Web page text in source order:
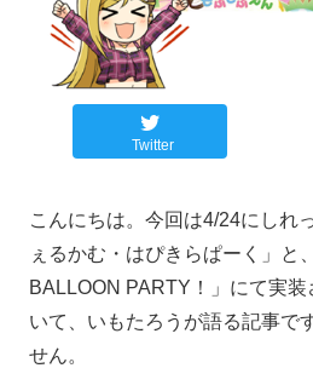
Twitter
こんにちは。今回は4/24にしれ
ぇるかむ・はぴきらぱーく」と
BALLOON PARTY！」にて実
いて、いもたろうが語る記事で
せん。